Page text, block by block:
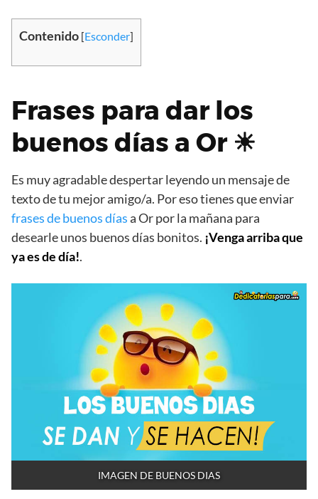
Contenido [Esconder]
Frases para dar los
buenos días a Or ☀
Es muy agradable despertar leyendo un mensaje de
texto de tu mejor amigo/a. Por eso tienes que enviar
frases de buenos díasa Or por la mañana para
desearle unos buenos días bonitos. ¡Venga arriba que
ya es de día!.
IMAGEN DE BUENOS DIAS